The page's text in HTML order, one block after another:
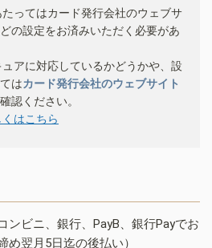
ってはカード発行会社のウェブサ
の設定をお済みいただく必要があ
アに対応しているかどうかや、設
はカード発行会社のウェブサイト
認ください。
はこちら
ンビニ、銀行、PayB、銀行Payでお
翌月5日迄の後払い）